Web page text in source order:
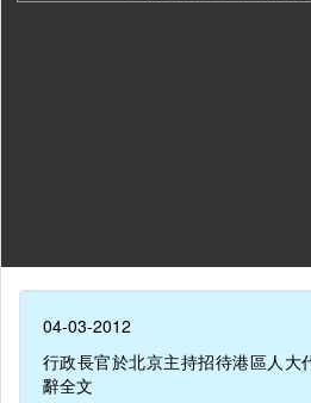
04-03-2012
行政長官於北京主持招待港區人大
辭全文